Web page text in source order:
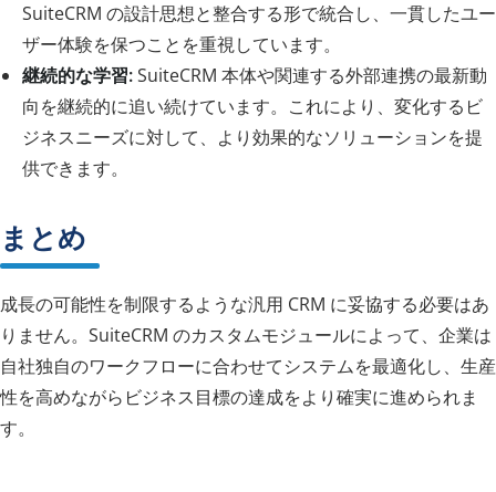
SuiteCRM の設計思想と整合する形で統合し、一貫したユー
ザー体験を保つことを重視しています。
継続的な学習:SuiteCRM 本体や関連する外部連携の最新動
向を継続的に追い続けています。これにより、変化するビ
ジネスニーズに対して、より効果的なソリューションを提
供できます。
まとめ
成長の可能性を制限するような汎用 CRM に妥協する必要はあ
りません。SuiteCRM のカスタムモジュールによって、企業は
自社独自のワークフローに合わせてシステムを最適化し、生産
性を高めながらビジネス目標の達成をより確実に進められま
す。